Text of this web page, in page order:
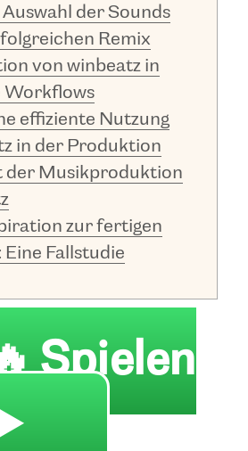
der Sounds
Remix
von winbeatz in
Workflows
effiziente Nutzung
in der Produktion
der Musikproduktion
zur fertigen
Fallstudie
Spielen